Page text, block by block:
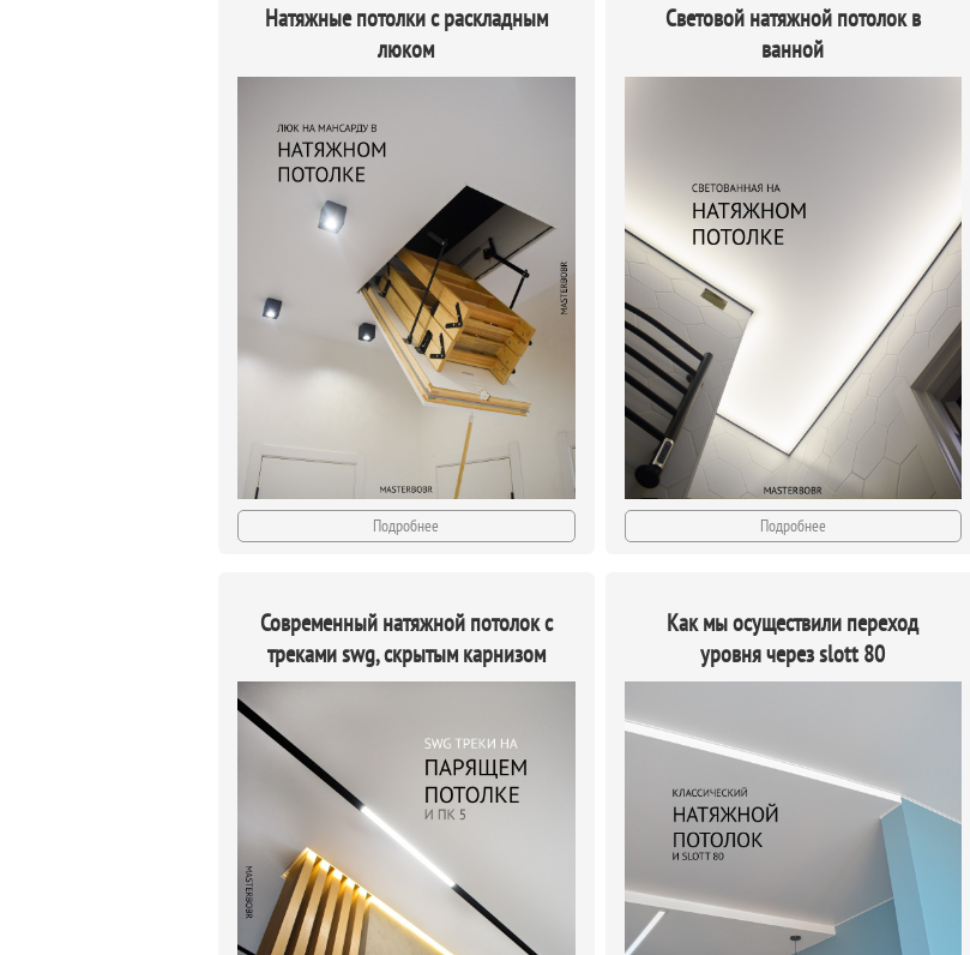
Натяжные потолки с раскладным
люком
Подробнее
Световой натяжной потолок в
ванной
Подробнее
Современный натяжной потолок с
треками swg, скрытым карнизом
Как мы осуществили переход
уровня через slott 80